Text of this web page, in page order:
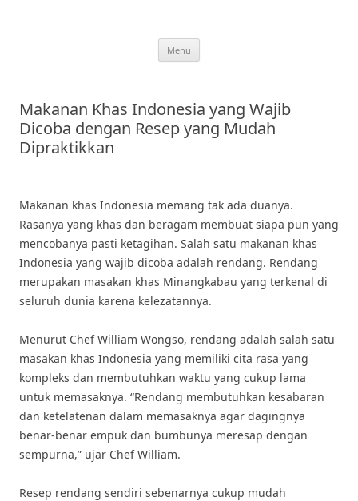
Menu
Makanan Khas Indonesia yang Wajib
Dicoba dengan Resep yang Mudah
Dipraktikkan
Makanan khas Indonesia memang tak ada duanya.
Rasanya yang khas dan beragam membuat siapa pun yang
mencobanya pasti ketagihan. Salah satu makanan khas
Indonesia yang wajib dicoba adalah rendang. Rendang
merupakan masakan khas Minangkabau yang terkenal di
seluruh dunia karena kelezatannya.
Menurut Chef William Wongso, rendang adalah salah satu
masakan khas Indonesia yang memiliki cita rasa yang
kompleks dan membutuhkan waktu yang cukup lama
untuk memasaknya. “Rendang membutuhkan kesabaran
dan ketelatenan dalam memasaknya agar dagingnya
benar-benar empuk dan bumbunya meresap dengan
sempurna,” ujar Chef William.
Resep rendang sendiri sebenarnya cukup mudah